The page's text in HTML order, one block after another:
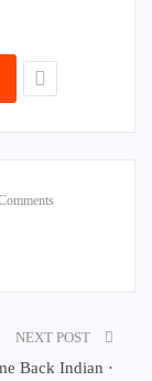
NEXT POST
Back Indian ·